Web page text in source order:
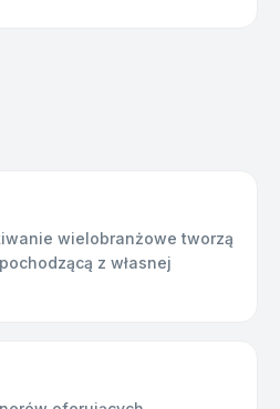
wielobranżowe tworzą
z własnej